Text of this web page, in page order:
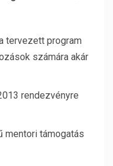
tervezett program
számára akár
rendezvényre
mentori támogatás